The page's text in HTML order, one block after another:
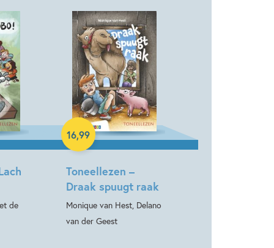
de
Toneellezen –
Draak spuugt raak
Monique van Hest, Delano
van der Geest
16,99
Hardcover